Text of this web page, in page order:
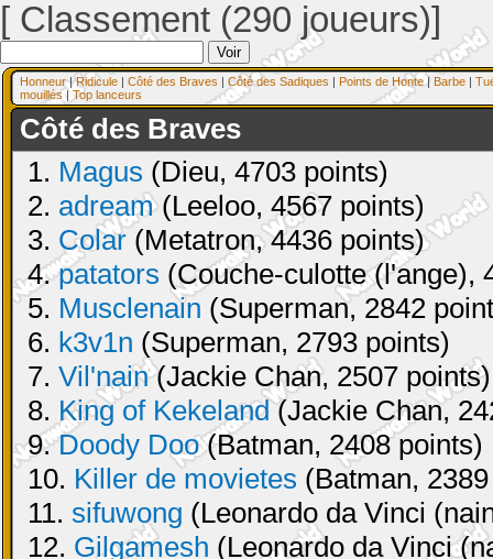
[ Classement (290 joueurs)]
Honneur|Ridicule | Côté des Braves | Côté des Sadiques | Points de Honte| Barbe |
mouillés| Top lanceurs
Côté des Braves
1. Magus (Dieu, 4703 points)
2. adream(Leeloo, 4567 points)
3. Colar (Metatron, 4436 points)
4.patators (Couche-culotte (l'ange),
5. Musclenain (Superman, 2842
6. k3v1n (Superman, 2793 points)
7. Vil'nain(Jackie Chan, 2507 points)
8. King of Kekeland(Jackie Chan,
9.Doody Doo(Batman, 2408 points)
10. Killer de movietes (Batman,
11. sifuwong (Leonardo da Vinci
12. Gilgamesh (Leonardo da Vinci